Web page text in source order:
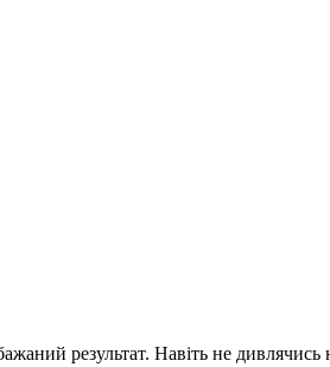
результат. Навіть не дивлячись